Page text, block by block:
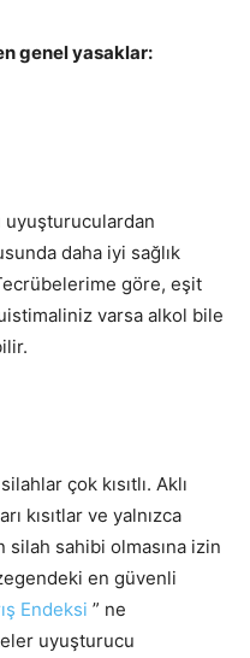
genel yasaklar:
uyuşturuculardan
daha iyi sağlık
göre, eşit
varsa alkol bile
çok kısıtlı. Aklı
kısıtlar ve yalnızca
silah sahibi olmasına izin
en güvenli
Endeksi ” ne
uyuşturucu